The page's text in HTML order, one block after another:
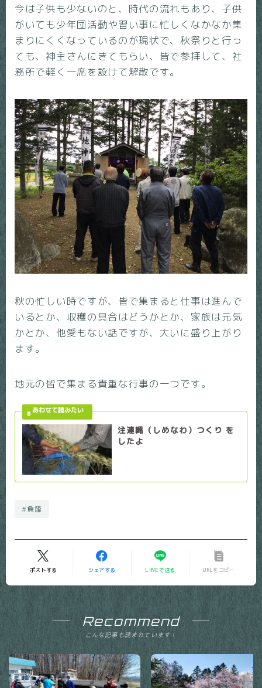
今は子供も少ないのと、時代の流れもあり、子供
がいても少年団活動や習い事に忙しくなかなか集
まりにくくなっているのが現状で、秋祭りと行っ
ても、神主さんにきてもらい、皆で参拝して、社
務所で軽く一席を設けて解散です。
秋の忙しい時ですが、皆で集まると仕事は進んで
いるとか、収穫の具合はどうかとか、家族は元気
かとか、他愛もない話ですが、大いに盛り上がり
ます。
地元の皆で集まる貴重な行事の一つです。
注連縄（しめなわ）つくり を
したよ
#負箙
ポストする シェアする LINEで送る URLをコピー
Recommend
こんな記事も読まれています！